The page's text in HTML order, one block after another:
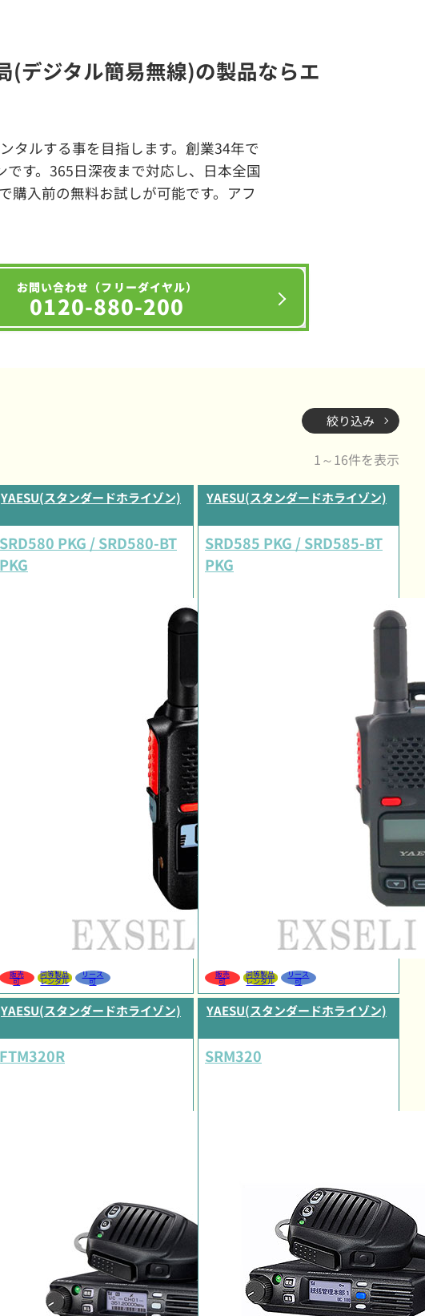
(デジタル簡易無線)の製品ならエ
タルする事を目指します。創業34年で
す。365日深夜まで対応し、日本全国
購入前の無料お試しが可能です。アフ
お問い合わせ（フリーダイヤル）
0120-880-200
絞り込み
1～16件を表示
YAESU(スタンダードホライゾン)
SRD580 PKG / SRD580-BT
PKG
販売
可
同等製品
レンタル
リース
可
YAESU(スタンダードホライゾン)
SRD585 PKG / SRD585-BT
PKG
販売
可
同等製品
レンタル
リース
可
YAESU(スタンダードホライゾン)
FTM320R
YAESU(スタンダードホライゾン)
SRM320